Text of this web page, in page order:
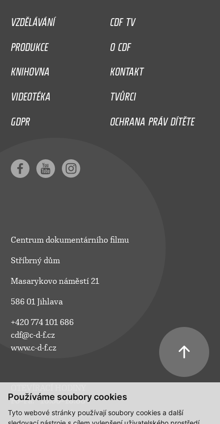
Používáme soubory cookies
Tyto webové stránky používají soubory cookies a další
VZDĚLÁVÁNÍ
CDF TV
PRODUKCE
O CDF
KNIHOVNA
KONTAKT
VIDEOTÉKA
TVŮRCI
GDPR
OCHRANA PRÁV DÍTĚTE
Centrum dokumentárního filmu
Stříbrný dům
Masarykovo náměstí 21
586 01 Jihlava
+420 774 101 686
cdf@c-d-f.cz
www.c-d-f.cz
Po–Pá:
10.00–18.00
So:
na požádání